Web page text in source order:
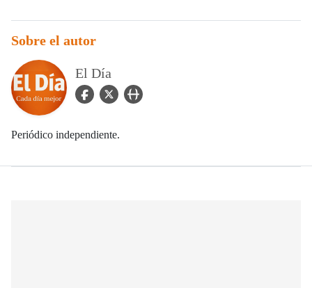
Sobre el autor
El Día
facebook Icon
twitter Iconuser_url Icon
Periódico independiente.